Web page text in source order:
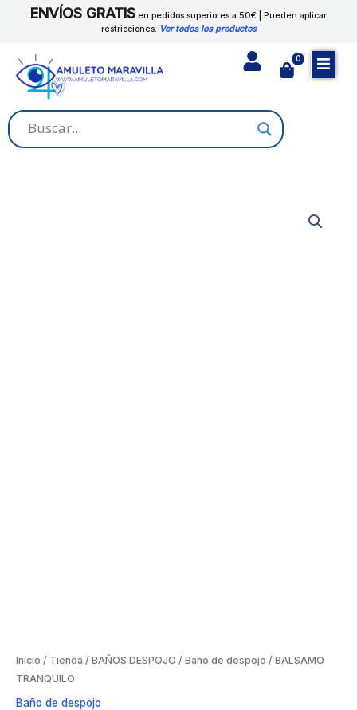
ENVÍOS GRATIS en pedidos superiores a 50€ | Pueden aplicar
restricciones. Ver todos los productos
0
Cart
Inicio / Tienda / BAÑOS DESPOJO / Baño de despojo / BALSAMO
TRANQUILO
Baño de despojo